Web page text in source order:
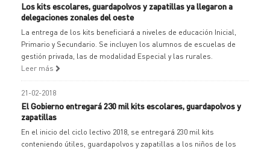
Los kits escolares, guardapolvos y zapatillas ya llegaron a
delegaciones zonales del oeste
La entrega de los kits beneficiará a niveles de educación Inicial,
Primario y Secundario. Se incluyen los alumnos de escuelas de
gestión privada, las de modalidad Especial y las rurales.
Leer más
21-02-2018
El Gobierno entregará 230 mil kits escolares, guardapolvos y
zapatillas
En el inicio del ciclo lectivo 2018, se entregará 230 mil kits
conteniendo útiles, guardapolvos y zapatillas a los niños de los